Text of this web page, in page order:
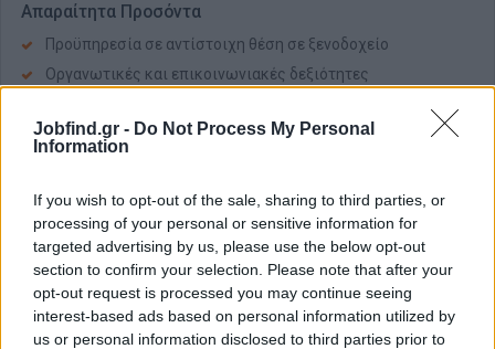
Jobfind.gr - Do Not Process My Personal
Information
If you wish to opt-out of the sale, sharing to third parties, or
processing of your personal or sensitive information for
targeted advertising by us, please use the below opt-out
section to confirm your selection. Please note that after your
opt-out request is processed you may continue seeing
interest-based ads based on personal information utilized by
us or personal information disclosed to third parties prior to
Απαραίτητα Προσόντα
Προϋπηρεσία σε αντίστοιχη θέση σε ξενοδοχείο
Οργανωτικές και επικοινωνιακές δεξιότητες
Γνώση αγγλικών θα εκτιμηθεί
Ανταγωνιστικό πακέτο αποδοχών
14 μισθοί
Προσαύξηση 75% Κυριακή/Αργία
Προσαύξηση 25% νυχτερινό ωράριο
Σταθερό και επαγγελματικό περιβάλλον εργασίας